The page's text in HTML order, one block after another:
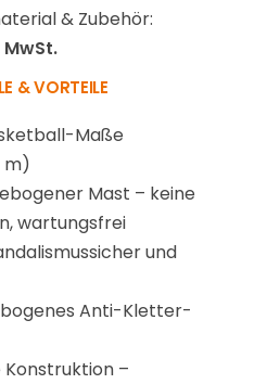
& Zubehör:
& VORTEILE
Maße
m)
Mast – keine
wartungsfrei
und
Anti-Kletter-
–